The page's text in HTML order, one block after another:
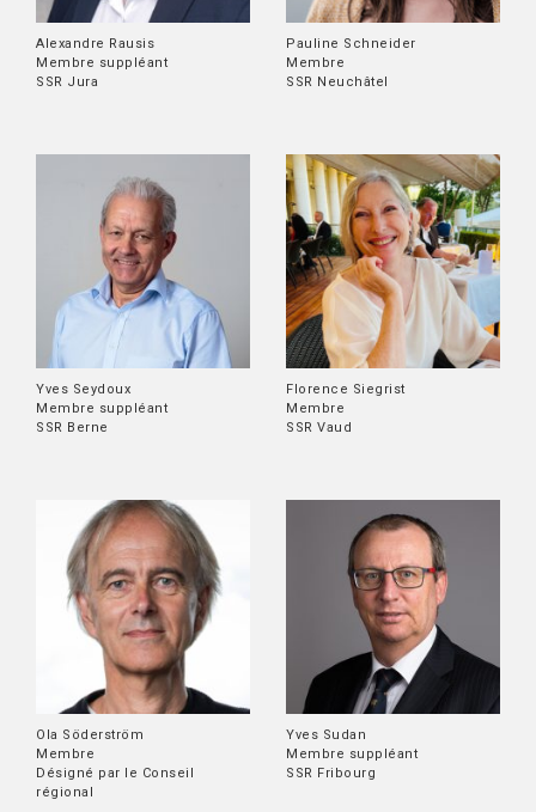
Alexandre Rausis
Membre suppléant
SSR Jura
Pauline Schneider
Membre
SSR Neuchâtel
Yves Seydoux
Membre suppléant
SSR Berne
Florence Siegrist
Membre
SSR Vaud
Ola Söderström
Membre
Désigné par le Conseil
régional
Yves Sudan
Membre suppléant
SSR Fribourg